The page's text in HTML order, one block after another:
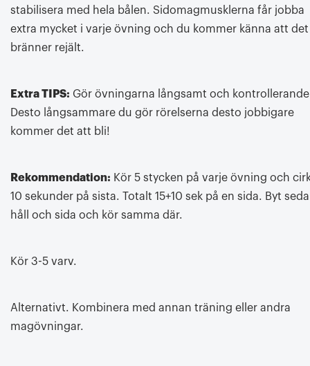
stabilisera med hela bålen. Sidomagmusklerna får jobba
extra mycket i varje övning och du kommer känna att det
bränner rejält.
Extra TIPS: Gör övningarna långsamt och
Desto långsammare du gör rörelserna desto jobbigare
kommer det att bli!
Rekommendation: Kör 5 stycken på varje övning och
10 sekunder på sista. Totalt 15+10 sek på en sida. Byt
håll och sida och kör samma där.
Kör 3-5 varv.
Alternativt. Kombinera med annan träning eller andra
magövningar.